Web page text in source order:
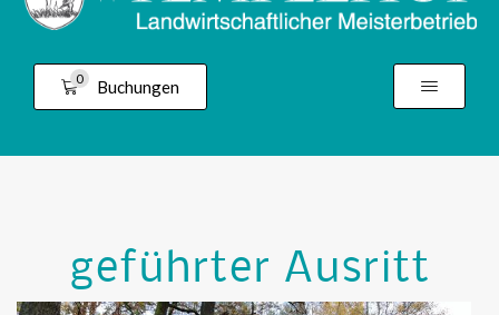
0 Buchungen
geführter Ausritt